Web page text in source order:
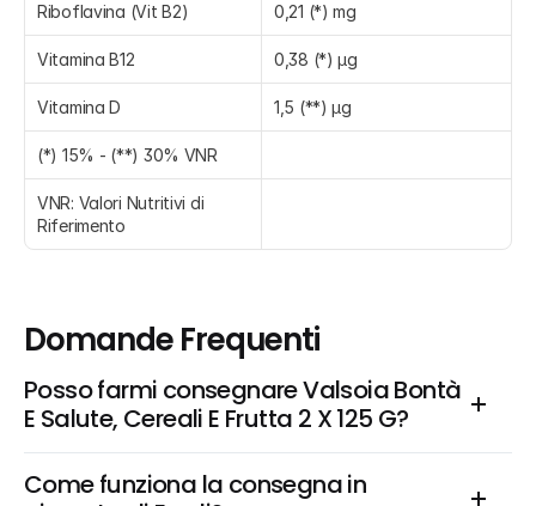
Riboflavina (Vit B2) 0,21 (*) mg
Vitamina B12 0,38 (*) µg
Vitamina D 1,5 (**) µg
(*) 15% - (**) 30% VNR
VNR: Valori Nutritivi di
Riferimento
Domande Frequenti
Posso farmi consegnare Valsoia Bontà
E Salute, Cereali E Frutta 2 X 125 G?
Come funziona la consegna in